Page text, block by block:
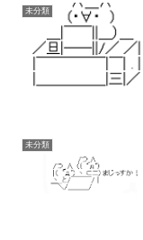
未分類
未分類